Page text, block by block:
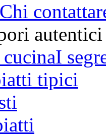
Chi
autentici
I
tipici